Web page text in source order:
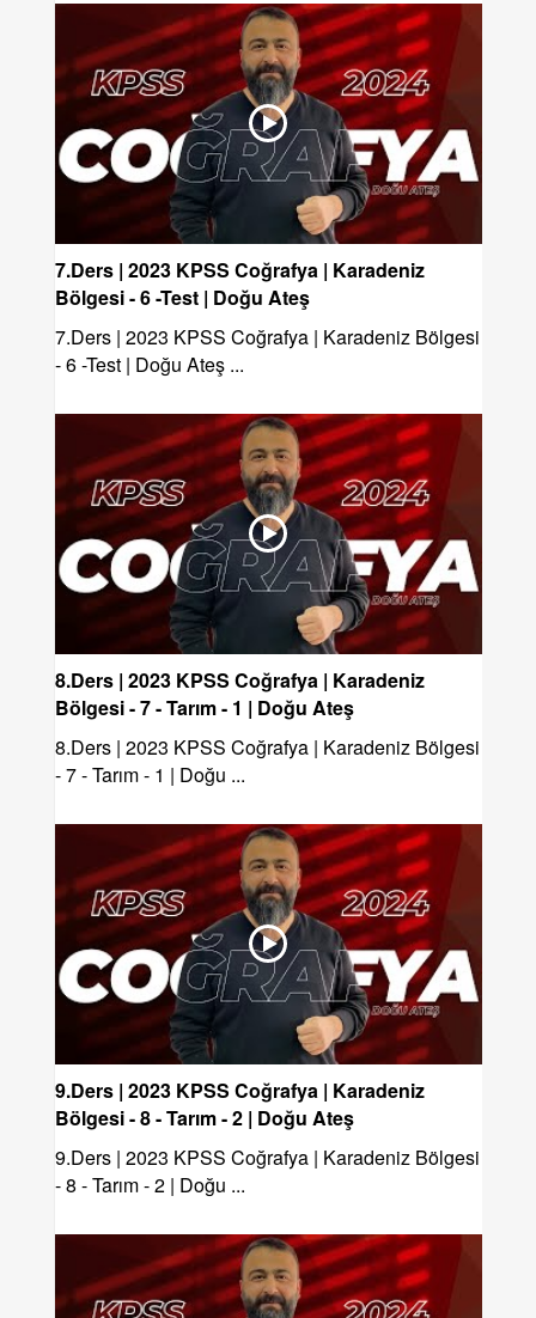
7.Ders | 2023 KPSS Coğrafya | Karadeniz
Bölgesi - 6 -Test | Doğu Ateş
7.Ders | 2023 KPSS Coğrafya | Karadeniz Bölgesi
- 6 -Test | Doğu Ateş ...
8.Ders | 2023 KPSS Coğrafya | Karadeniz
Bölgesi - 7 - Tarım - 1 | Doğu Ateş
8.Ders | 2023 KPSS Coğrafya | Karadeniz Bölgesi
- 7 - Tarım - 1 | Doğu ...
9.Ders | 2023 KPSS Coğrafya | Karadeniz
Bölgesi - 8 - Tarım - 2 | Doğu Ateş
9.Ders | 2023 KPSS Coğrafya | Karadeniz Bölgesi
- 8 - Tarım - 2 | Doğu ...